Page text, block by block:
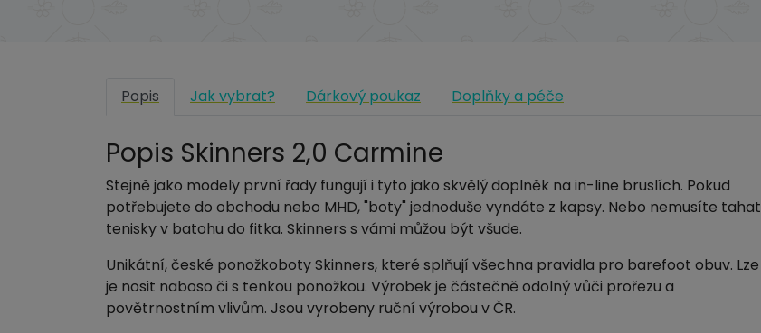
Popis Jak vybrat? Dárkový poukaz Doplňky a péče
Popis Skinners 2,0 Carmine
Stejně jako modely první řady fungují i tyto jako skvělý doplněk na in-line bruslích. Pokud
potřebujete do obchodu nebo MHD, "boty" jednoduše vyndáte z kapsy. Nebo nemusíte tahat
tenisky v batohu do fitka. Skinners s vámi můžou být všude.
Unikátní, české ponožkoboty Skinners, které splňují všechna pravidla pro barefoot obuv. Lze
je nosit naboso či s tenkou ponožkou. Výrobek je částečně odolný vůči prořezu a
povětrnostním vlivům. Jsou vyrobeny ruční výrobou v ČR.